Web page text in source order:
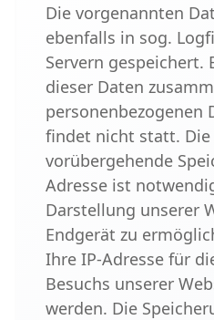
Die vorgenannten
ebenfalls in sog.
Servern gespeichert.
dieser Daten
personenbezogenen
findet nicht statt. Die
vorübergehende
Adresse ist
Darstellung unserer
Endgerät zu
Ihre IP-Adresse für
Besuchs unserer
werden. Die